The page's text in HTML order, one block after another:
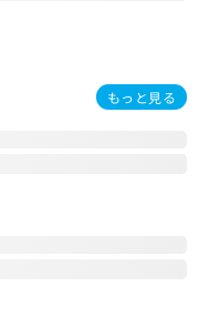
もっと見る